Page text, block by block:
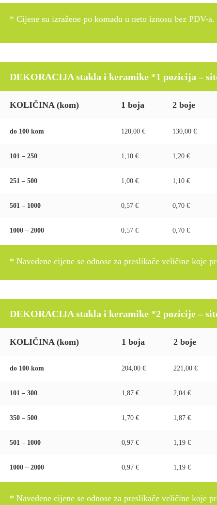
* Cijene su izražene po komadu u neto iznosu bez PDV-a.
DEKORACIJA stakla i keramike *1 pozicija –
KOLIČINA (kom) 1 boja 2 boje
do 100 kom 120,00 € 130,00 €
101 – 250 1,10 € 1,20 €
251 – 500 1,00 € 1,10 €
501 – 1000 0,57 € 0,70 €
1000 – 2000 0,57 € 0,70 €
* Navedene cijene se odnose za preslikače veličine koje
DEKORACIJA stakla i keramike *2 pozicije –
KOLIČINA (kom) 1 boja 2 boje
do 100 kom 204,00 € 221,00 €
101 – 300 1,87 € 2,04 €
350 – 500 1,70 € 1,87 €
501 – 1000 0,97 € 1,19 €
1000 – 2000 0,97 € 1,19 €
* Navedene cijene se odnose za preslikače veličine koje